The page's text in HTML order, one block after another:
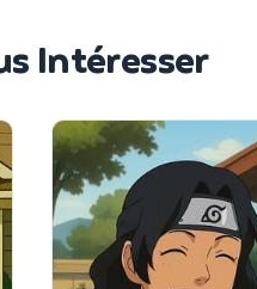
Intéresser